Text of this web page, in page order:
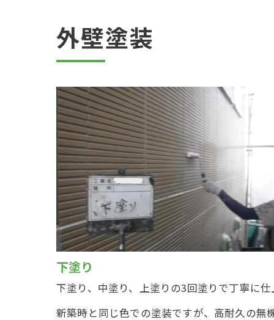
外壁塗装
下塗り
下塗り、中塗り、上塗りの3回塗りで丁寧に
新築時と同じ色での塗装ですが、高耐久の無